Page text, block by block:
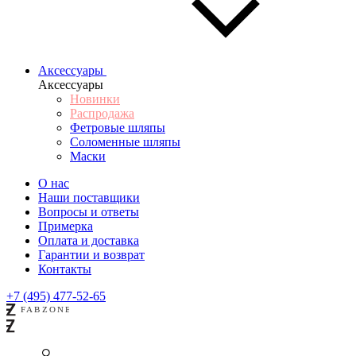
Аксессуары
Аксессуары
Новинки
Распродажа
Фетровые шляпы
Соломенные шляпы
Маски
О нас
Наши поставщики
Вопросы и ответы
Примерка
Оплата и доставка
Гарантии и возврат
Контакты
+7 (495) 477-52-65